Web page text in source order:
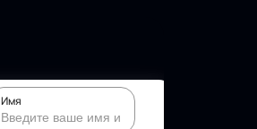
Имя